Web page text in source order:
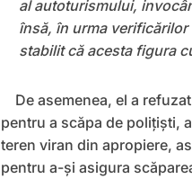
al autoturismului,
însă, în urma verificărilor
stabilit că acesta figura
De asemenea, el a
pentru a scăpa de polițiști,
teren viran din apropiere,
pentru a-și asigura